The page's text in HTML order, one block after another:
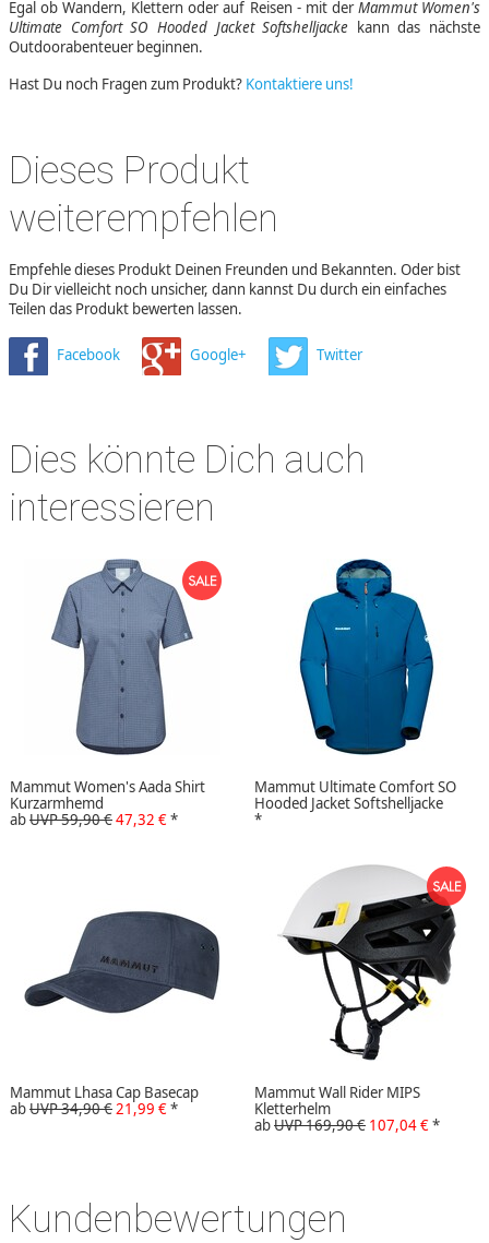
Egal ob Wandern, Klettern oder auf Reisen - mit derMammut Women's
Ultimate Comfort SO Hooded Jacket Softshelljacke kann das nächste
Outdoorabenteuer beginnen.
Hast Du noch Fragen zum Produkt? Kontaktiere uns!
Dieses Produkt
weiterempfehlen
Empfehle dieses Produkt Deinen Freunden und Bekannten. Oder bist
Du Dir vielleicht noch unsicher, dann kannst Du durch ein einfaches
Teilen das Produkt bewerten lassen.
Facebook Google+ Twitter
Dies könnte Dich auch
interessieren
Mammut Women's Aada Shirt
Kurzarmhemd
abUVP 59,90 €47,32 €*
Mammut Ultimate Comfort SO
Hooded Jacket Softshelljacke
*
Mammut Lhasa Cap Basecap
abUVP 34,90 €21,99 €*
Mammut Wall Rider MIPS
Kletterhelm
abUVP 169,90 € 107,04 €*
Kundenbewertungen